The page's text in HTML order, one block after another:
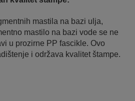
mastila na bazi ulja,
mastilo na bazi vode se ne
u prozirne PP fascikle. Ovo
i održava kvalitet štampe.